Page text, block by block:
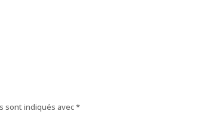
sont indiqués avec*